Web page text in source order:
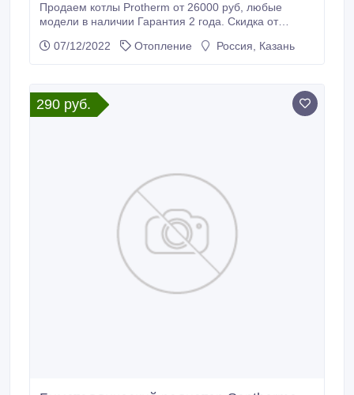
Продаем котлы Protherm от 26000 руб, любые
модели в наличии Гарантия 2 года. Скидка от
профессионально, недорого с гарантией. Есть
настенного котла 3000р Монтаж напольного.
07/12/2022 Отопление Россия, Казань
290 руб.